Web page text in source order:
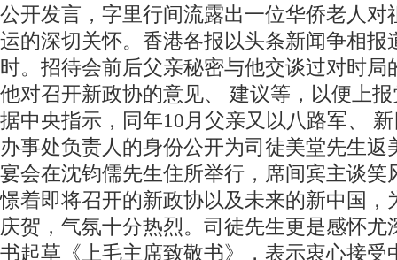
公开发言，字里行间流露出一位华侨老人对
运的深切关怀。香港各报以头条新闻争相报
时。招待会前后父亲秘密与他交谈过对时局
他对召开新政协的意见、 建议等，以便上
据中央指示，同年10月父亲又以八路军、
办事处负责人的身份公开为司徒美堂先生返
宴会在沈钧儒先生住所举行，席间宾主谈笑
憬着即将召开的新政协以及未来的新中国，
庆贺，气氛十分热烈。司徒先生更是感怀尤
书起草《上毛主席致敬书》，表示衷心接受